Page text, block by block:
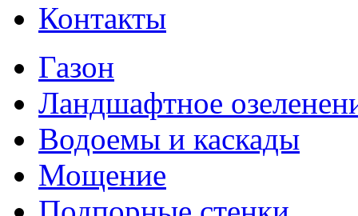
Контакты
Газон
Ландшафтное
Водоемы и каскады
Мощение